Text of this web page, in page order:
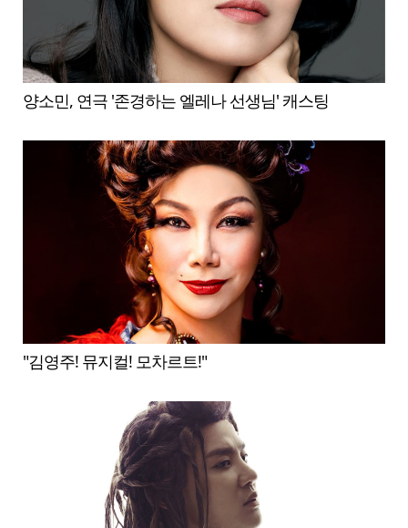
양소민, 연극 '존경하는 엘레나 선생님' 캐스팅
"김영주! 뮤지컬! 모차르트!"